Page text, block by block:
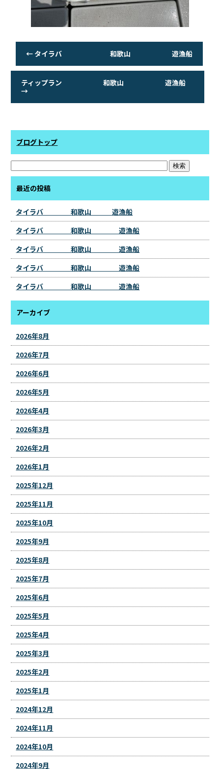
← タイラバ 和歌山 遊漁船
ティップラン 和歌山 遊漁船
→
ブログトップ
最近の投稿
タイラバ 和歌山 遊漁船
タイラバ 和歌山 遊漁船
タイラバ 和歌山 遊漁船
タイラバ 和歌山 遊漁船
タイラバ 和歌山 遊漁船
アーカイブ
2026年8月
2026年7月
2026年6月
2026年5月
2026年4月
2026年3月
2026年2月
2026年1月
2025年12月
2025年11月
2025年10月
2025年9月
2025年8月
2025年7月
2025年6月
2025年5月
2025年4月
2025年3月
2025年2月
2025年1月
2024年12月
2024年11月
2024年10月
2024年9月